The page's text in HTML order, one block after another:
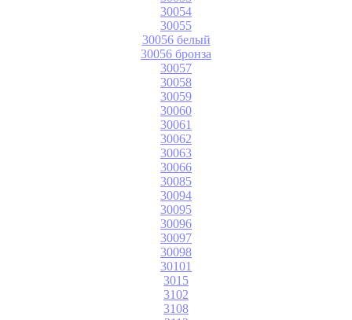
30054
30055
30056 белый
30056 бронза
30057
30058
30059
30060
30061
30062
30063
30066
30085
30094
30095
30096
30097
30098
30101
3015
3102
3108